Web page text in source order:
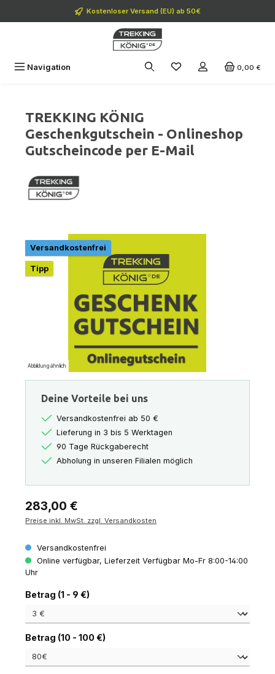
Zum Hauptinhalt springenKostenloser Versand (EU) ab 50€
Navigation 0,00 €
TREKKING KÖNIG
Geschenkgutschein - Onlineshop
Gutscheincode per E-Mail
Bildergalerie überspringen
Versandkostenfrei
Tipp
Abbildung ähnlich
Deine Vorteile bei uns
Versandkostenfrei ab 50 €
Lieferung in 3 bis 5 Werktagen
90 Tage Rückgaberecht
Abholung in unseren Filialen möglich
Regulärer Preis:
283,00 €
Preise inkl. MwSt. zzgl. Versandkosten
Versandkostenfrei
Online verfügbar, Lieferzeit Verfügbar Mo-Fr 8:00-14:00
Uhr
Betrag (1 - 9 €)auswählen
Betrag (10 - 100 €)auswählen